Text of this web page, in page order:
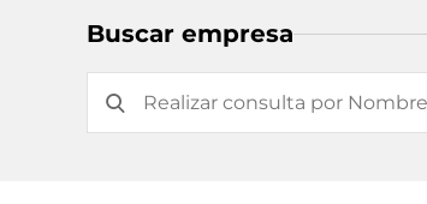
Buscar empresa